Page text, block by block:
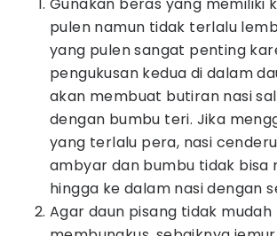
pulen namun tidak terlalu
yang pulen sangat penting
pengukusan kedua di dalam
akan membuat butiran nasi
dengan bumbu teri. Jika
yang terlalu pera, nasi
ambyar dan bumbu tidak bisa
hingga ke dalam nasi dengan
Agar daun pisang tidak